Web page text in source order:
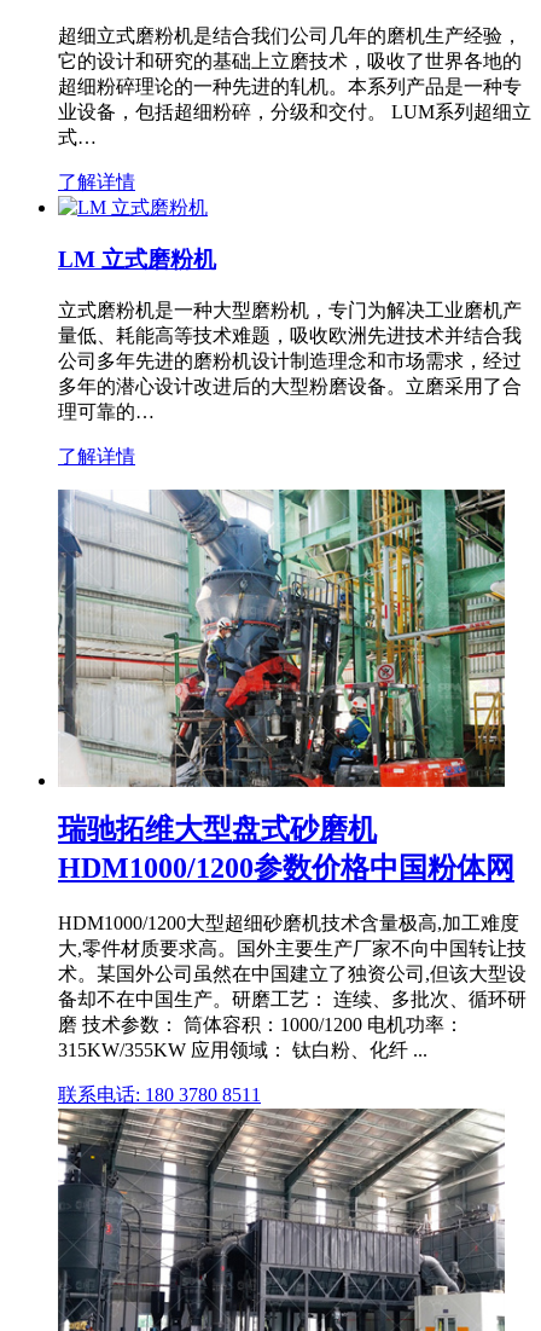
超细立式磨粉机是结合我们公司几年的磨机生产经验，
它的设计和研究的基础上立磨技术，吸收了世界各地的
超细粉碎理论的一种先进的轧机。本系列产品是一种专
业设备，包括超细粉碎，分级和交付。 LUM系列超细立
式…
了解详情
LM 立式磨粉机
立式磨粉机是一种大型磨粉机，专门为解决工业磨机产
量低、耗能高等技术难题，吸收欧洲先进技术并结合我
公司多年先进的磨粉机设计制造理念和市场需求，经过
多年的潜心设计改进后的大型粉磨设备。立磨采用了合
理可靠的…
了解详情
瑞驰拓维大型盘式砂磨机
HDM1000/1200参数价格中国粉体网
HDM1000/1200大型超细砂磨机技术含量极高,加工难度
大,零件材质要求高。国外主要生产厂家不向中国转让技
术。某国外公司虽然在中国建立了独资公司,但该大型设
备却不在中国生产。研磨工艺： 连续、多批次、循环研
磨 技术参数： 筒体容积：1000/1200 电机功率：
315KW/355KW 应用领域： 钛白粉、化纤 ...
联系电话: 180 3780 8511